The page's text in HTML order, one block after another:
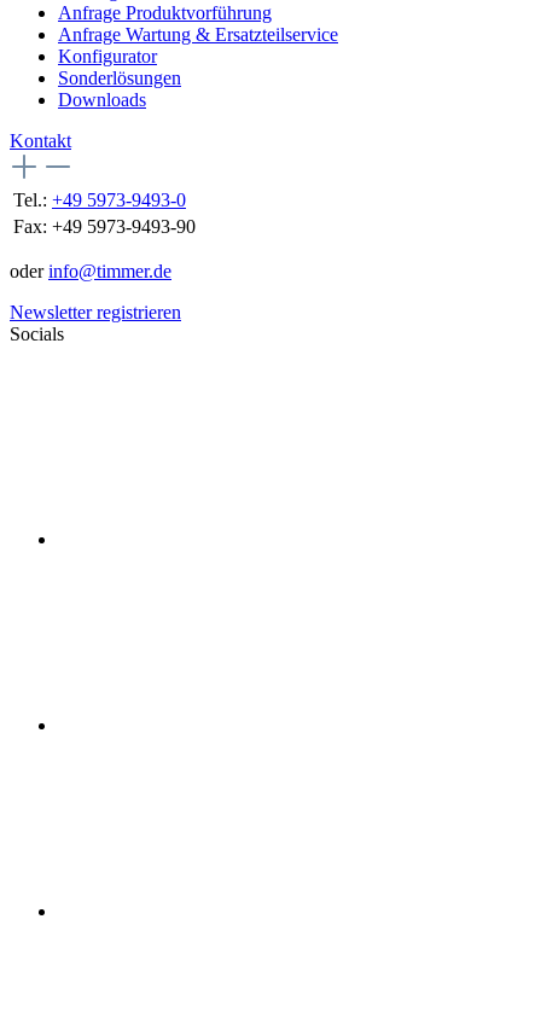
Anfrage Produktvorführung
Anfrage Wartung & Ersatzteilservice
Konfigurator
Sonderlösungen
Downloads
Kontakt
Tel.: +49 5973-9493-0
Fax: +49 5973-9493-90
oderinfo@timmer.de
Newsletter registrieren
Socials